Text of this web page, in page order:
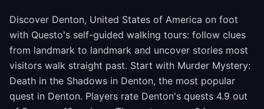
Discover Denton, United States of America on foot
with Questo's self-guided walking tours: follow clues
from landmark to landmark and uncover stories most
visitors walk straight past. Start with Murder Mystery:
Death in the Shadows in Denton, the most popular
quest in Denton. Players rate Denton's quests 4.9 out